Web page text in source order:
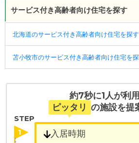
サービス付き高齢者向け住宅を探す
北海道のサービス付き高齢者向け住宅を探す
苫小牧市のサービス付き高齢者向け住宅を探
約7秒に1人が利用
ピッタリ の施設を提
STEP
1